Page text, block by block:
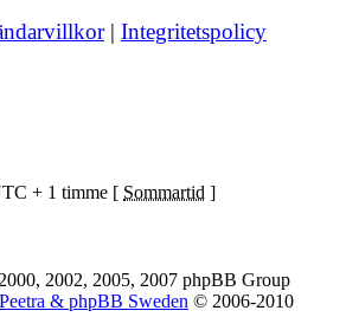
| Integritetspolicy
+ 1 timme [ Sommartid ]
2002, 2005, 2007 phpBB Group
Peetra & phpBB Sweden © 2006-2010